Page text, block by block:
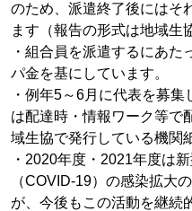
のため、派遣終了後にはそ
ます（報告の形式は地域生
・組合員を派遣するにあ
パ金を基にしています。
・例年5～6月に代表を募
は配達時・情報ワーク等で
域生協で発行している機関
・2020年度・2021年度は
（COVID-19）の感染拡大
が、今後もこの活動を継続